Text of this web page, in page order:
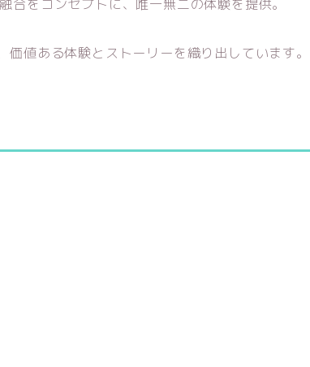
合をコンセプトに、唯一無二の体験を提供。
値ある体験とストーリーを織り出しています。